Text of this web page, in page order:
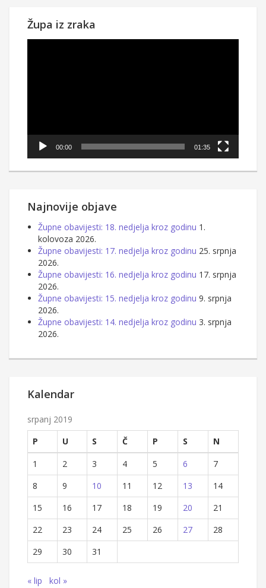
Župa iz zraka
00:00 01:35
Najnovije objave
Župne obavijesti: 18. nedjelja kroz godinu 1.
kolovoza 2026.
Župne obavijesti: 17. nedjelja kroz godinu 25. srpnja
2026.
Župne obavijesti: 16. nedjelja kroz godinu 17. srpnja
2026.
Župne obavijesti: 15. nedjelja kroz godinu 9. srpnja
2026.
Župne obavijesti: 14. nedjelja kroz godinu 3. srpnja
2026.
Kalendar
srpanj 2019
P
U S Č P S
N
1
2 3 4 5 6
7
8
9 10 11 12 13
14
15
16 17 18 19 20
21
22
23 24 25 26 27
28
29
30 31
« lip kol »